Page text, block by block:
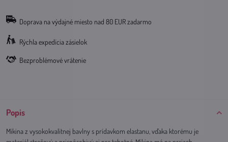
Doprava na výdajné miesto nad 80 EUR zadarmo
Rýchla expedícia zásielok
Bezproblémové vrátenie
Popis
Mikina z vysokokvalitnej bavlny s prídavkom elastanu, vďaka ktorému je